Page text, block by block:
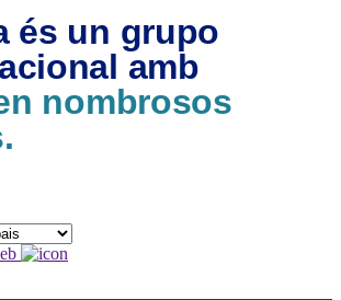
és un grupo
amb
nombrosos